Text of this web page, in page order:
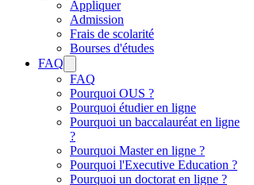
Appliquer
Admission
Frais de scolarité
Bourses d'études
FAQ
FAQ
Pourquoi OUS ?
Pourquoi étudier en ligne
Pourquoi un baccalauréat en ligne
?
Pourquoi Master en ligne ?
Pourquoi l'Executive Education ?
Pourquoi un doctorat en ligne ?